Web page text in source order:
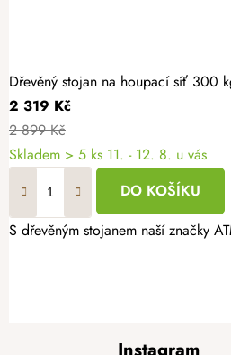
Dřevěný stojan na houpací síť 300
2 319 Kč
2 899 Kč
Skladem > 5 ks 11. - 12. 8. u vás
DO KOŠÍKU
S dřevěným stojanem naší značky
Instagram